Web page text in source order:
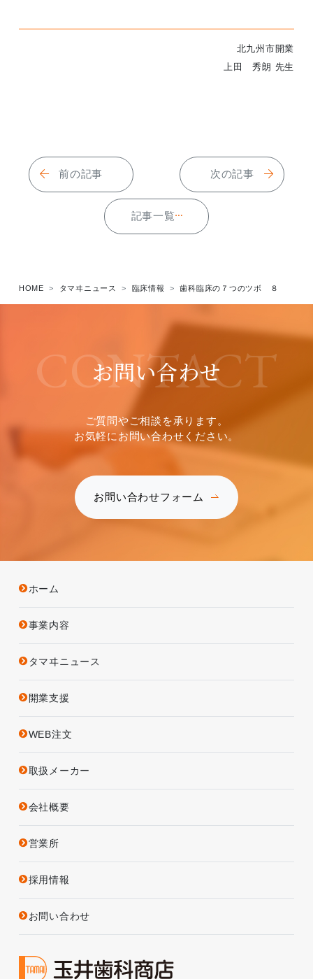
北九州市開業
上田 秀朗 先生
前の記事
記事一覧
次の記事
HOME タマヰニュース 臨床情報 歯科臨床の７つのツボ ８
CONTACT
お問い合わせ
ご質問やご相談を承ります。
お気軽にお問い合わせください。
お問い合わせフォーム
ホーム
事業内容
タマヰニュース
開業支援
WEB注文
取扱メーカー
会社概要
営業所
採用情報
お問い合わせ